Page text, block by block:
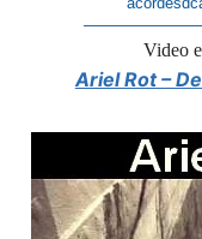
Video
Ariel Rot –